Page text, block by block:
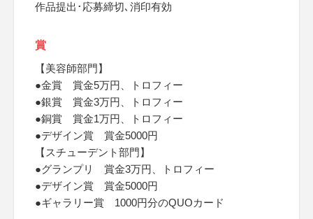
作品提出･応募締切､消印有効
賞
【美容師部門】
●金賞 賞金5万円、トロフィー
●銀賞 賞金3万円、トロフィー
●銅賞 賞金1万円、トロフィー
●デザイン賞 賞金5000円
【スチューデント部門】
●グランプリ 賞金3万円、トロフィー
●デザイン賞 賞金5000円
●ギャラリー賞 1000円分のQUOカード